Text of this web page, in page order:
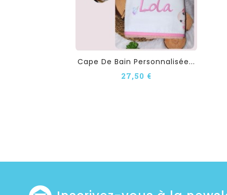
Cape De Bain Personnalisée...
27,50 €